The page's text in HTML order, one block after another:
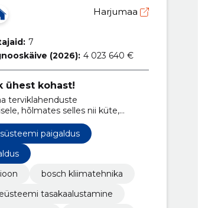
Harjumaa
7
(2026): 4 023 640 €
ühest kohast!
terviklahenduste
hõlmates selles nii küte,
teenuseid.
paigaldus
bosch kliimatehnika
tasakaalustamine